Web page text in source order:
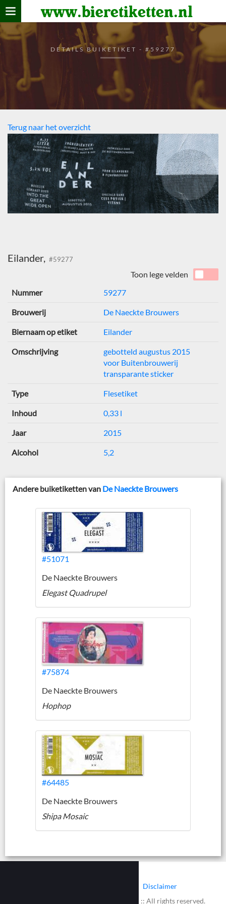
www.bieretiketten.nl
Home
verzamelen
De bierkaart
Bezoekers
DETAILS BUIKETIKET - #59277
Terug naar het overzicht
Eilander, #59277
Toon lege velden
Nummer
59277
Brouwerij De Naeckte Brouwers
Biernaam op etiket Eilander
Omschrijving
gebotteld augustus 2015
voor Buitenbrouwerij
transparante sticker
Type Flesetiket
Inhoud 0,33 l
Jaar 2015
Alcohol 5,2
Andere buiketiketten van De Naeckte Brouwers
#51071
De Naeckte Brouwers
Elegast Quadrupel
#75874
De Naeckte Brouwers
Hophop
#64485
De Naeckte Brouwers
Shipa Mosaic
Disclaimer
© 2002 - 2026 :: www.bieretiketten.nl :: All rights reserved.